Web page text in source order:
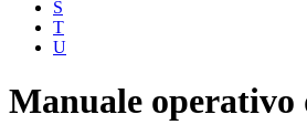
S
T
U
Manuale operativo